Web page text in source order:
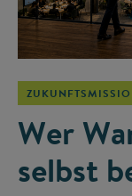
Wer
selbst